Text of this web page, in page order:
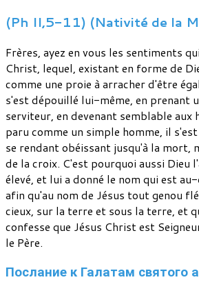
(Ph II,5-11) (Nativité de la
Frères, ayez en vous les sentiments
Christ, lequel, existant en forme de
comme une proie à arracher d'être
s'est dépouillé lui-même, en prenant
serviteur, en devenant semblable aux
paru comme un simple homme, il
se rendant obéissant jusqu'à la mort,
de la croix. C'est pourquoi aussi Dieu
élevé, et lui a donné le nom qui est
afin qu'au nom de Jésus tout genou
cieux, sur la terre et sous la terre, et
confesse que Jésus Christ est
le Père.
Послание к Галатам святого